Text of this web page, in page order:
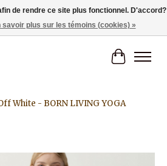
80€.
Panier
White - BORN LIVING YOGA
slideshow Items
de rendre ce site plus fonctionnel. D'accord?
savoir plus sur les témoins (cookies) »